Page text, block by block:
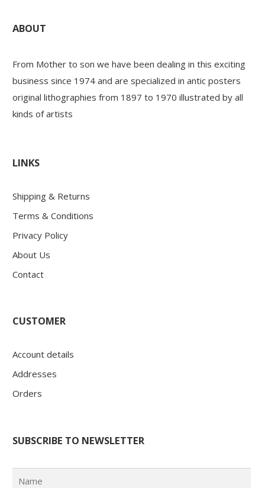
ABOUT
From Mother to son we have been dealing in this exciting
business since 1974 and are specialized in antic posters
original lithographies from 1897 to 1970 illustrated by all
kinds of artists
LINKS
Shipping & Returns
Terms & Conditions
Privacy Policy
About Us
Contact
CUSTOMER
Account details
Addresses
Orders
SUBSCRIBE TO NEWSLETTER